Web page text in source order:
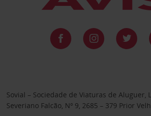
Sovial – Sociedade de Viaturas de Aluguer,
Severiano Falcão, Nº 9, 2685 – 379 Prior